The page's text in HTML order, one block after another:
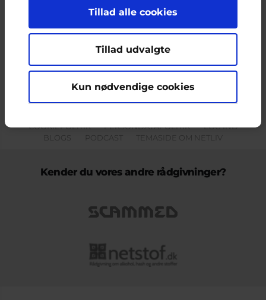
hjemmeside.
Marketing
Tillad alle cookies
Tillad udvalgte
Kun nødvendige cookies
ikke nødvendigvis den Europæiske Unions holdninger.
COOKIEPOLITIK
PERSONDATAPOLITIK
LOG IND
BLOGS
PODCAST TEMASIDE OM NETLIV
Kender du vores andre rådgivninger?